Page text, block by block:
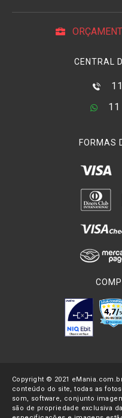
CENTRAL
FORMAS
Copyright © 2021
conteúdo do site, todas as
som, software, conjunto
são de propriedade exclusiva